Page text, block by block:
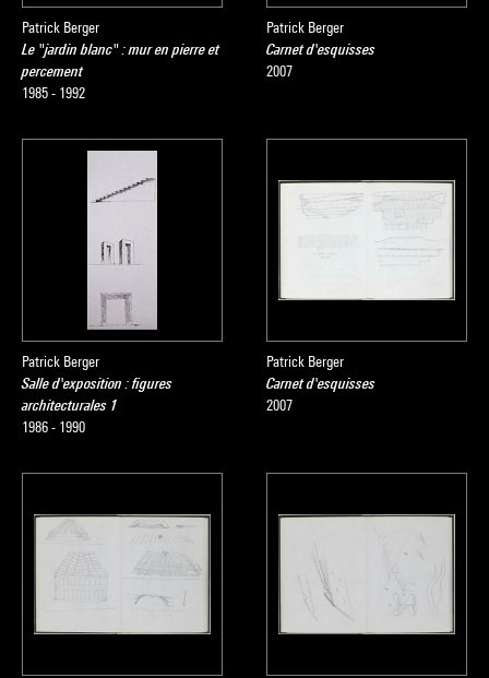
Patrick Berger
Le "jardin blanc" : mur en pierre et
percement
1985 - 1992
Patrick Berger
Carnet d'esquisses
2007
Patrick Berger
Salle d'exposition : figures
architecturales 1
1986 - 1990
Patrick Berger
Carnet d'esquisses
2007